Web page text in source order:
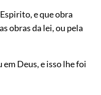
e que obra
obras da lei, ou pela
Deus, e isso lhe foi